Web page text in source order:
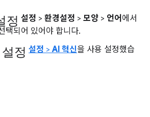
정 설정 > 환경설정 > 모양 > 언어 에서
택되어 있어야 합니다.
설정 설정 >AI 혁신을 사용 설정했습